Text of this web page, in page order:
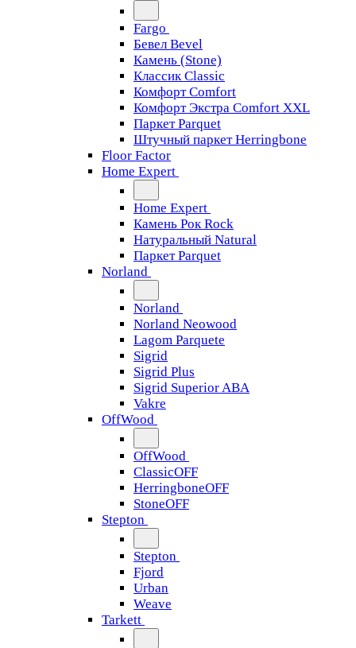
Fargo
Бевел Bevel
Камень (Stone)
Классик Classic
Комфорт Comfort
Комфорт Экстра Comfort XXL
Паркет Parquet
Штучный паркет Herringbone
Floor Factor
Home Expert
Home Expert
Камень Рок Rock
Натуральный Natural
Паркет Parquet
Norland
Norland
Norland Neowood
Lagom Parquete
Sigrid
Sigrid Plus
Sigrid Superior ABA
Vakre
OffWood
OffWood
ClassicOFF
HerringboneOFF
StoneOFF
Stepton
Stepton
Fjord
Urban
Weave
Tarkett